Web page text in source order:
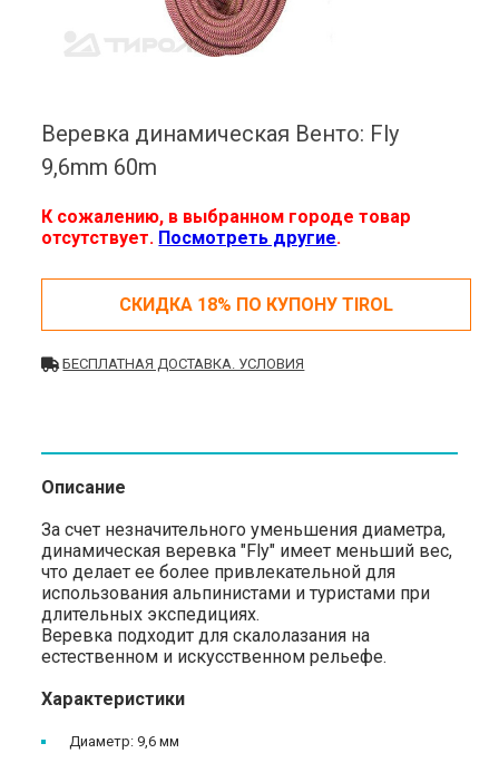
Веревка динамическая Венто: Fly
9,6mm 60m
К сожалению, в выбранном городе товар
отсутствует. Посмотреть другие.
СКИДКА 18% ПО КУПОНУ TIROL
БЕСПЛАТНАЯ ДОСТАВКА. УСЛОВИЯ
Описание
За счет незначительного уменьшения диаметра,
динамическая веревка "Fly" имеет меньший вес,
что делает ее более привлекательной для
использования альпинистами и туристами при
длительных экспедициях.
Веревка подходит для скалолазания на
естественном и искусственном рельефе.
Характеристики
Диаметр: 9,6 мм